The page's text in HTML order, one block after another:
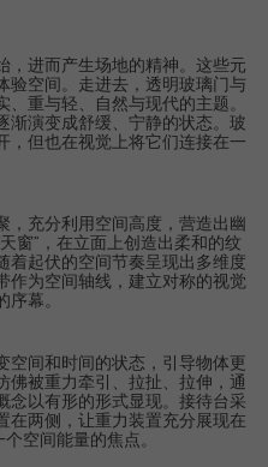
，进而产生场地的精神。这些元
验空间。走进去，透明玻璃门与
重与轻、自然与现代的主题。
渐演变成舒缓、宁静的状态。玻
，但也在视觉上将它们连接在一
，充分利用空间高度，营造出幽
窗”，在立面上创造出柔和的纹
着起伏的空间节奏呈现出多维度
作为空间轴线，建立对称的视觉
幕。
空间和时间的状态，引导物体更
佛被重力牵引、拉扯、拉伸，通
念以有形的形式显现。接待台采
在两侧，让重力装置充分展现在
空间能量的焦点。